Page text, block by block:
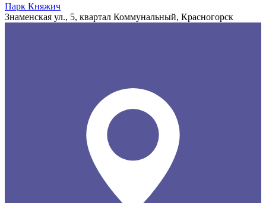
Парк Княжич
Знаменская ул., 5, квартал Коммунальный, Красногорск